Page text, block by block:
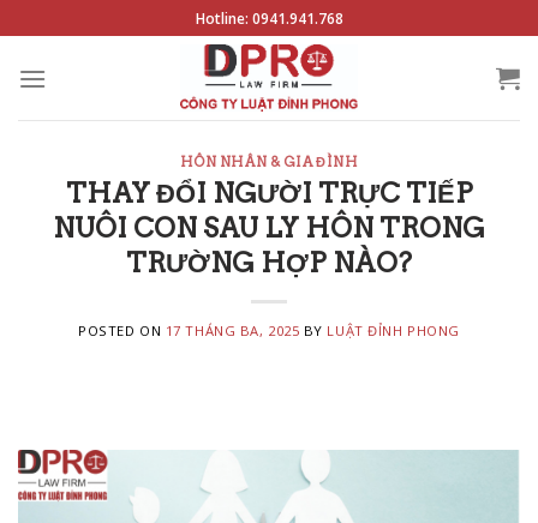
to
content
Hotline: 0941.941.768
HÔN NHÂN & GIA ĐÌNH
THAY ĐỔI NGƯỜI TRỰC TIẾP
NUÔI CON SAU LY HÔN TRONG
TRƯỜNG HỢP NÀO?
POSTED ON 17 THÁNG BA, 2025 BY LUẬT ĐỈNH PHONG